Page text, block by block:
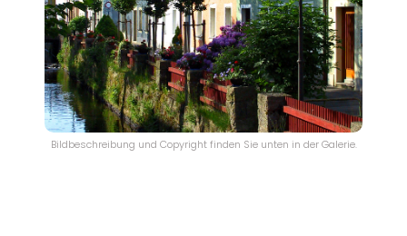
Bildbeschreibung und Copyright finden Sie unten in der Galerie.